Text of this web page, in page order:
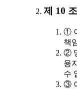
제 10
①
책
②
용
수
③